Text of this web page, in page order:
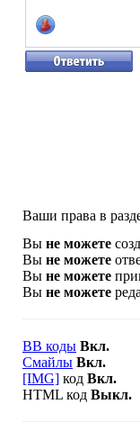
Ваши права в
Вы не можете
Вы не можете
Вы не можете
Вы не можете
BB коды Вкл.
Смайлы Вкл.
[IMG] код Вкл.
HTML код Выкл.